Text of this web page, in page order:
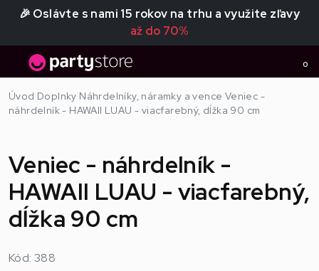
🎉 Oslávte s nami 15 rokov na trhu a využite zľavy
až do 70%
0
Úvod Doplnky Náhrdelníky, náramky a vence Veniec -
náhrdelník - HAWAII LUAU - viacfarebný, dĺžka 90 cm
Veniec - náhrdelník -
HAWAII LUAU - viacfarebný,
dĺžka 90 cm
Kód: 388